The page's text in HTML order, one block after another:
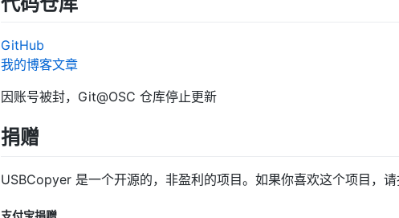
GitHub
我的博客文章
因账号被封，Git@OSC 仓库停止更新
捐赠
USBCopyer 是一个开源的，非盈利的项目。如果你喜欢这个项目，请
支付宝捐赠